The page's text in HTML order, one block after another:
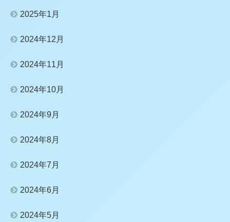
2025年1月
2024年12月
2024年11月
2024年10月
2024年9月
2024年8月
2024年7月
2024年6月
2024年5月